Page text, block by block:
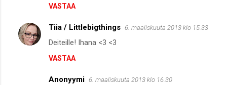
VASTAA
Tiia / Littlebigthings 6. maaliskuuta 2013 klo 15.33
Deiteille! Ihana <3 <3
VASTAA
Anonyymi 6. maaliskuuta 2013 klo 16.30